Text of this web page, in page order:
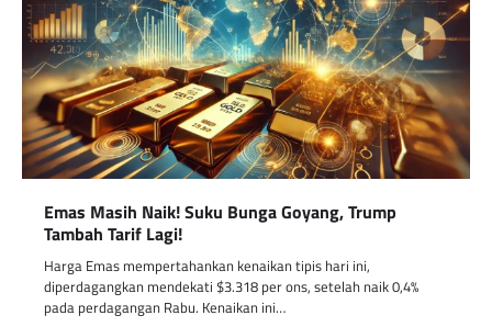
Emas Masih Naik! Suku Bunga Goyang, Trump
Tambah Tarif Lagi!
Harga Emas mempertahankan kenaikan tipis hari ini,
diperdagangkan mendekati $3.318 per ons, setelah naik 0,4%
pada perdagangan Rabu. Kenaikan ini…